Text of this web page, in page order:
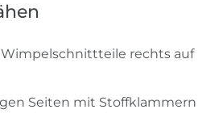
Wimpelschnittteile rechts auf
Seiten mit Stoffklammern